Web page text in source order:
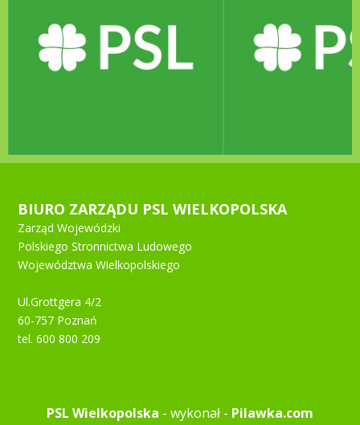
BIURO ZARZĄDU PSL WIELKOPOLSKA
Zarząd Wojewódzki
Polskiego Stronnictwa Ludowego
Województwa Wielkopolskiego
Ul.Grottgera 4/2
60-757 Poznań
tel. 600 800 209
PSL Wielkopolska - wykonał - Pilawka.com